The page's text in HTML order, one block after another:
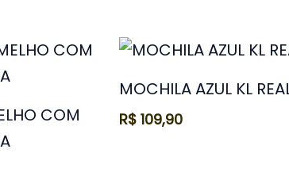
COM
MOCHILA AZUL KL
R$ 109,90